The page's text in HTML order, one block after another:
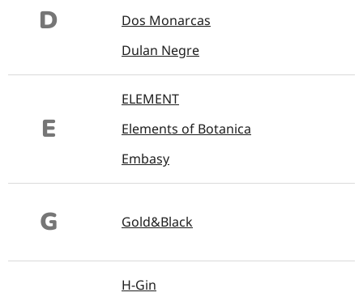
D
Dos Monarcas
Dulan Negre
E
ELEMENT
Elements of Botanica
Embasy
G Gold&Black
H-Gin